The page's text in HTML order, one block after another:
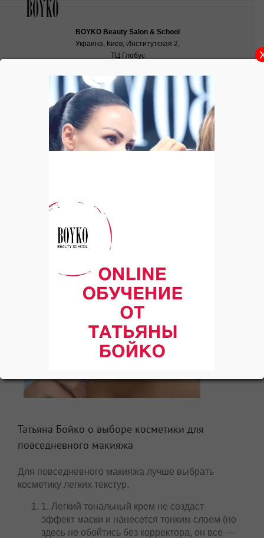
BOYKO Beauty Salon & School
Украина, Киев, Институтская 2,
ТЦ Глобус
Татьяна Бойко о выборе косметики для
повседневного макияжа
Для повседневного макияжа лучше выбрать
косметику легких текстур.
1. Легкий тональный крем не создаст
эффект маски и нанесется тонким слоем (но
здесь не обойтись без корректора, он все —